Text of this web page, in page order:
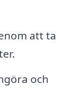
att ta
och